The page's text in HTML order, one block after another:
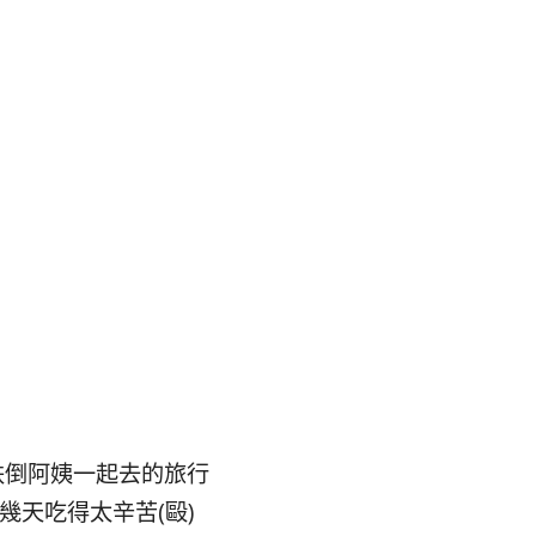
阿姨一起去的旅行
天吃得太辛苦(毆)